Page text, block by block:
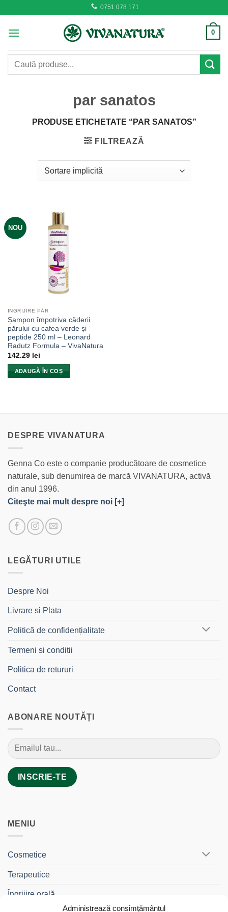
Administrează consimțământul
content
0751 078 171
0
Caută
par sanatos
PRODUSE ETICHETATE “PAR SANATOS”
FILTREAZĂ
NOU
ÎNGRIJIRE PĂR
Șampon împotriva căderii
părului cu cafea verde și
peptide 250 ml – Leonard
Radutz Formula – VivaNatura
142.29 lei
ADAUGĂ ÎN COȘ
DESPRE VIVANATURA
Genna Co este o companie producătoare de cosmetice
naturale, sub denumirea de marcă VIVANATURA, activă
din anul 1996.
Citeşte mai mult despre noi [+]
LEGĂTURI UTILE
Despre Noi
Livrare si Plata
Politică de confidențialitate
Termeni si conditii
Politica de retururi
Contact
ABONARE NOUTĂȚI
MENIU
Cosmetice
Terapeutice
Îngrijire orală